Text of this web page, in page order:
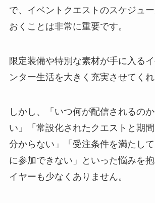
で、イベントクエストのスケジュ
おくことは非常に重要です。
限定装備や特別な素材が手に入る
ンター生活を大きく充実させてくれ
しかし、「いつ何が配信されるの
い」「常設化されたクエストと期
分からない」「受注条件を満たし
に参加できない」といった悩みを
イヤーも少なくありません。